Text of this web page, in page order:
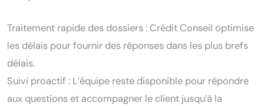
Traitement rapide des dossiers : Crédit Conseil optimise
les délais pour fournir des réponses dans les plus brefs
délais.
Suivi proactif : L’équipe reste disponible pour répondre
aux questions et accompagner le client jusqu’à la